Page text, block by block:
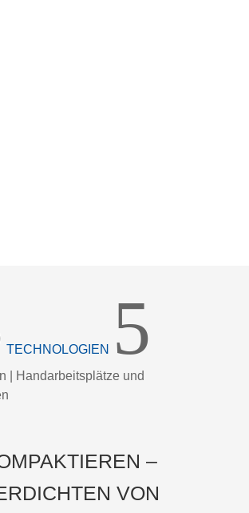
TECHNOLOGIEN 5
| Handarbeitsplätze und
–
VON